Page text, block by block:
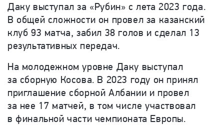
Даку выступал за «Рубин» с лета 2023 года.
В общей сложности он провел за казанский
клуб 93 матча, забил 38 голов и сделал 13
результативных передач.
На молодежном уровне Даку выступал
за сборную Косова. В 2023 году он принял
приглашение сборной Албании и провел
за нее 17 матчей, в том числе участвовал
в финальной части чемпионата Европы.